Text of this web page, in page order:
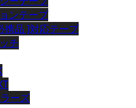
ンテープ
携品 ]対応テープ
チ
ーズ